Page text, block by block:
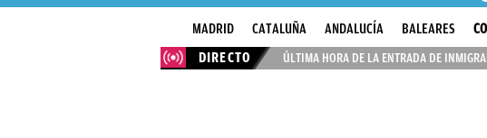
MADRID CATALUÑA ANDALUCÍA BALEARES
DIRECTO
ÚLTIMA HORA DE LA ENTRADA DE